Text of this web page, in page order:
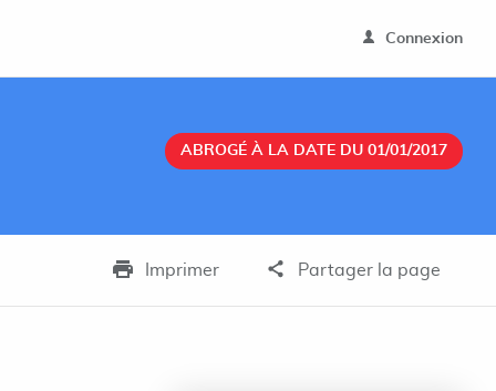
Connexion
ABROGÉ À LA DATE DU 01/01/2017
Imprimer Partager la page